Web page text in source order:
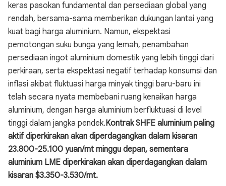
keras pasokan fundamental dan persediaan global yang
rendah, bersama-sama memberikan dukungan lantai yang
kuat bagi harga aluminium. Namun, ekspektasi
pemotongan suku bunga yang lemah, penambahan
persediaan ingot aluminium domestik yang lebih tinggi dari
perkiraan, serta ekspektasi negatif terhadap konsumsi dan
inflasi akibat fluktuasi harga minyak tinggi baru-baru ini
telah secara nyata membebani ruang kenaikan harga
aluminium, dengan harga aluminium berfluktuasi di level
tinggi dalam jangka pendek.Kontrak SHFE aluminium paling
aktif diperkirakan akan diperdagangkan dalam kisaran
23.800-25.100 yuan/mt minggu depan, sementara
aluminium LME diperkirakan akan diperdagangkan dalam
kisaran $3.350-3.530/mt.